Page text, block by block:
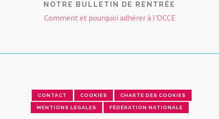
NOTRE BULLETIN DE RENTRÉE
Comment et pourquoi adhérer à l'OCCE
CONTACT COOKIES CHARTE DES COOKIES
MENTIONS LÉGALES FÉDÉRATION NATIONALE